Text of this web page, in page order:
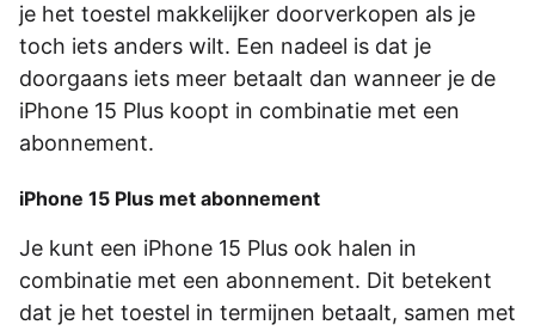
je het toestel makkelijker doorverkopen als je
toch iets anders wilt. Een nadeel is dat je
doorgaans iets meer betaalt dan wanneer je de
iPhone 15 Plus koopt in combinatie met een
abonnement.
iPhone 15 Plus met abonnement
Je kunt een iPhone 15 Plus ook halen in
combinatie met een abonnement. Dit betekent
dat je het toestel in termijnen betaalt, samen met